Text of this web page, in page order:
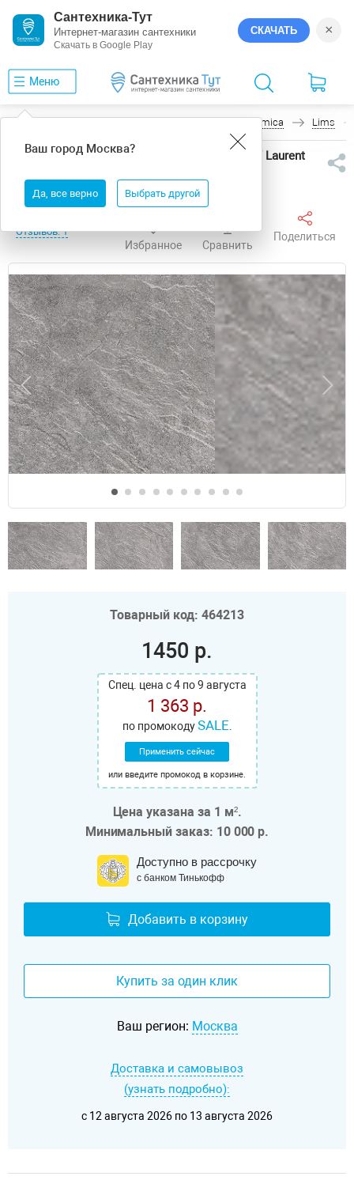
Сантехника-Тут
Интернет-магазин сантехники
Скачать в Google Play
СКАЧАТЬ ×
Меню
Ваш город Москва?
Да, все верно Выбрать другой
Alma Ceramica Lims
Керамическая плитка Alma Ceramica Лоран / Laurent
Отзывов: 1
Избранное Сравнить
Поделиться
Товарный код: 464213
1450 р.
Спец. цена с 4 по 9 августа
1 363 р.
по промокодуSALE
Применить сейчас
или введите промокод в корзине.
Цена указана за 1 м².
Минимальный заказ: 10 000 р.
Доступно в рассрочку
с банком Тинькофф
Добавить в корзину
Купить за один клик
Ваш регион: Москва
Доставка и самовывоз
(узнать подробно):
c 12 августа 2026 по 13 августа 2026